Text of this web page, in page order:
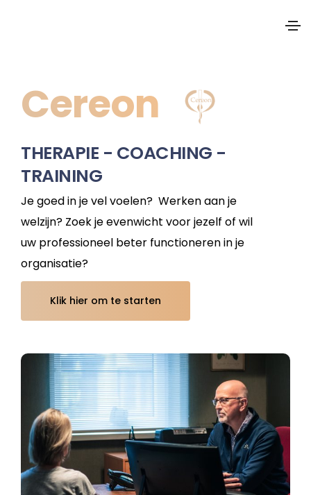
Cereon
THERAPIE - COACHING -
TRAINING
Je goed in je vel voelen? Werken aan je
welzijn? Zoek je evenwicht voor jezelf of wil
uw professioneel beter functioneren in je
organisatie?
Klik hier om te starten